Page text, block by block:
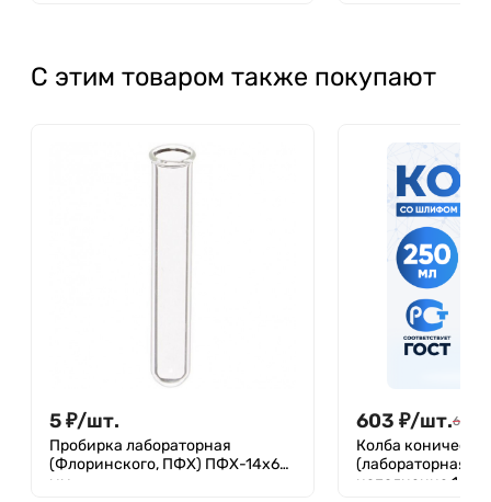
С этим товаром также покупают
5₽/шт.
Пробирка лабораторная
(Флоринского, ПФХ) ПФХ-14х60
мм
603 ₽/шт.650
Колба
(лабораторная
исполнение 1 -